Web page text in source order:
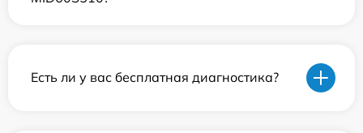
Есть ли у вас бесплатная диагностика?